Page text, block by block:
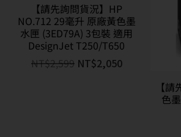
【請先詢問貨況】HP
NO.712 29毫升 原廠黃色墨
水匣 (3ED79A) 3包裝 適用
DesignJet T250/T650
NT$2,599 NT$2,050
【
色